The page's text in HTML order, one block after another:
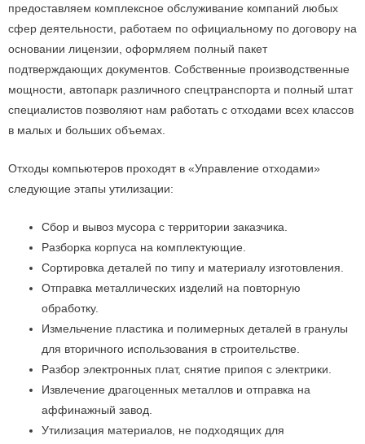
предоставляем комплексное обслуживание компаний любых
сфер деятельности, работаем по официальному по договору на
основании лицензии, оформляем полный пакет
подтверждающих документов. Собственные производственные
мощности, автопарк различного спецтранспорта и полный штат
специалистов позволяют нам работать с отходами всех классов
в малых и больших объемах.
Отходы компьютеров проходят в «Управление отходами»
следующие этапы утилизации:
Сбор и вывоз мусора с территории заказчика.
Разборка корпуса на комплектующие.
Сортировка деталей по типу и материалу изготовления.
Отправка металлических изделий на повторную
обработку.
Измельчение пластика и полимерных деталей в гранулы
для вторичного использования в строительстве.
Разбор электронных плат, снятие припоя с электрики.
Извлечение драгоценных металлов и отправка на
аффинажный завод.
Утилизация материалов, не подходящих для